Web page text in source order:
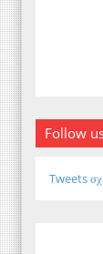
Follow
Tweets